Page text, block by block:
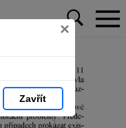
×
Zavřít